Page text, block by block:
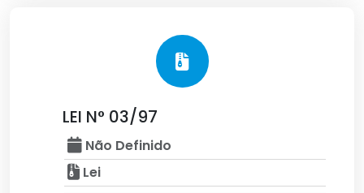
LEI N° 03/97
Não Definido
Lei